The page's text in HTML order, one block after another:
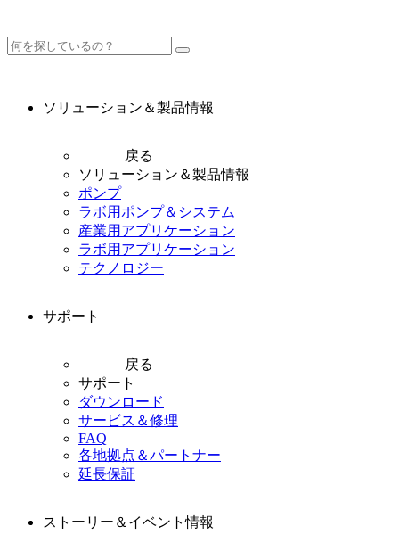
ソリューション＆製品情報
戻る
ソリューション＆製品情報
ポンプ
ラボ用ポンプ＆システム
産業用アプリケーション
ラボ用アプリケーション
テクノロジー
サポート
戻る
サポート
ダウンロード
サービス＆修理
FAQ
各地拠点＆パートナー
延長保証
ストーリー＆イベント情報